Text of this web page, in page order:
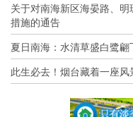
关于对南海新区海晏路、
措施的通告
夏日南海：水清草盛白鹭翩
此生必去！烟台藏着一座